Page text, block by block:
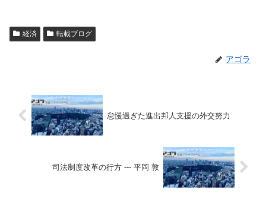
経済 転載ブログ
アゴラ
怠慢過ぎた進出邦人支援の外交努力
司法制度改革の行方 --- 平岡 敦